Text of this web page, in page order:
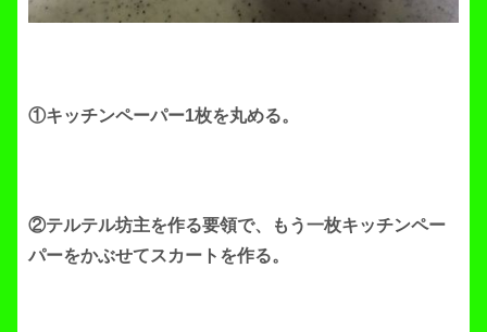
①キッチンペーパー1枚を丸める。
②テルテル坊主を作る要領で、もう一枚キッチンペー
パーをかぶせてスカートを作る。